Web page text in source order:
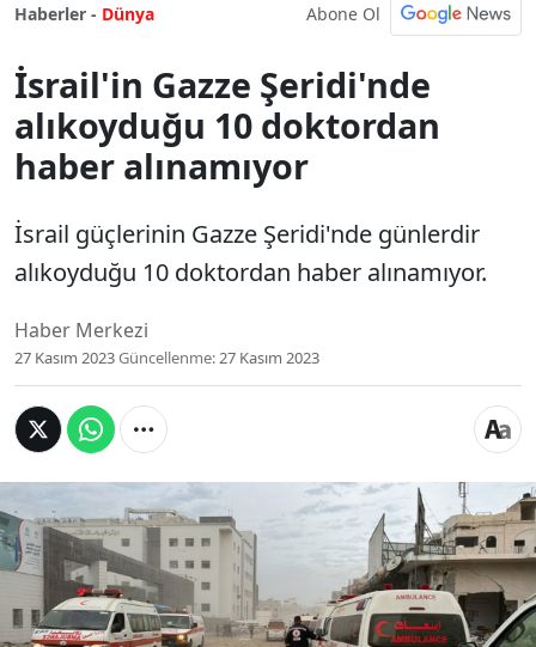
Haberler - Dünya Abone Ol
İsrail'in Gazze Şeridi'nde
alıkoyduğu 10 doktordan
haber alınamıyor
İsrail güçlerinin Gazze Şeridi'nde günlerdir
alıkoyduğu 10 doktordan haber alınamıyor.
Haber Merkezi
27 Kasım 2023Güncellenme:27 Kasım 2023
İsrail güçlerinin Gazze Şeridi'nde
günlerdir alıkoyduğu 10